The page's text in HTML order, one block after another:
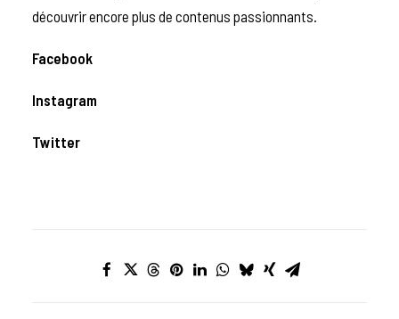
découvrir encore plus de contenus passionnants.
Facebook
Instagram
Twitter